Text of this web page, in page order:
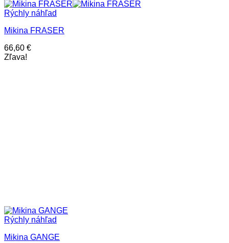
Rýchly náhľad
Mikina FRASER
66,60 €
Zľava!
Rýchly náhľad
Mikina GANGE